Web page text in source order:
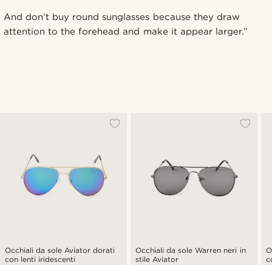
And don’t buy round sunglasses because they draw
attention to the forehead and make it appear larger.”
Occhiali da sole Aviator dorati
con lenti iridescenti
Occhiali da sole Warren neri in
stile Aviator